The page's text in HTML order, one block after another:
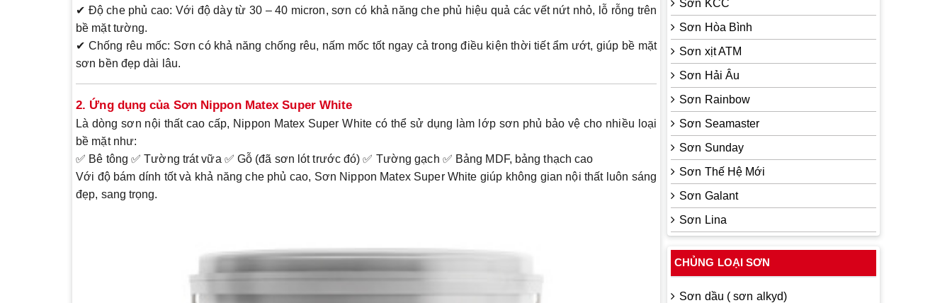
✔ Độ che phủ cao: Với độ dày từ 30 – 40 micron, sơn có khả năng che phủ hiệu quả các vết nứt nhỏ, lỗ rỗng trên
bề mặt tường.
✔ Chống rêu mốc: Sơn có khả năng chống rêu, nấm mốc tốt ngay cả trong điều kiện thời tiết ẩm ướt, giúp bề mặt
sơn bền đẹp dài lâu.
2. Ứng dụng của Sơn Nippon Matex Super White
Là dòng sơn nội thất cao cấp, Nippon Matex Super Whitecó thể sử dụng làm lớp sơn phủ bảo vệ cho nhiều loại
bề mặt như:
✅ Bê tông ✅Tường trát vữa ✅ Gỗ (đã sơn lót trước đó) ✅ Tường gạch ✅ Bảng MDF, bảng thạch cao
Với độ bám dính tốt và khả năng che phủ cao, Sơn Nippon Matex Super White giúp không gian nội thất luôn sáng
đẹp, sang trọng.
Sơn KCC
Sơn Hòa Bình
Sơn xịt ATM
Sơn Hải Âu
Sơn Rainbow
Sơn Seamaster
Sơn Sunday
Sơn Thế Hệ Mới
Sơn Galant
Sơn Lina
CHỦNG LOẠI SƠN
Sơn dầu ( sơn alkyd)